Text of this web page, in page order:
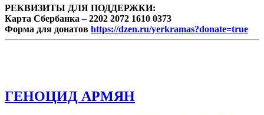
РЕКВИЗИТЫ ДЛЯ ПОДДЕРЖКИ:
Карта Сбербанка – 2202 2072 1610 0373
Форма для донатов https://dzen.ru/yerkramas?donate=true
ГЕНОЦИД АРМЯН